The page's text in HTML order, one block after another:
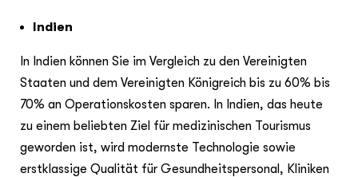
Indien
In Indien können Sie im Vergleich zu den Vereinigten
Staaten und dem Vereinigten Königreich bis zu 60% bis
70% an Operationskosten sparen. In Indien, das heute
zu einem beliebten Ziel für medizinischen Tourismus
geworden ist, wird modernste Technologie sowie
erstklassige Qualität für Gesundheitspersonal, Kliniken